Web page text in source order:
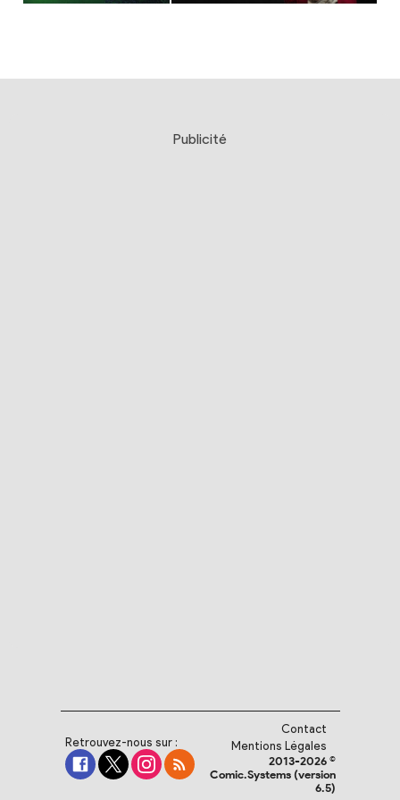
Publicité
Retrouvez-nous sur :
Contact
Mentions Légales
2013-2026 ©
Comic.Systems (version
6.5)